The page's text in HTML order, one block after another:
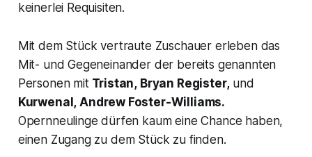
keinerlei Requisiten.
Mit dem Stück vertraute Zuschauer erleben das
Mit- und Gegeneinander der bereits genannten
Personen mitTristan, Bryan Register,und
Kurwenal, Andrew Foster-Williams.
Opernneulinge dürfen kaum eine Chance haben,
einen Zugang zu dem Stück zu finden.